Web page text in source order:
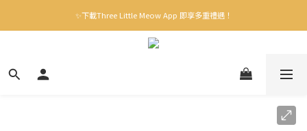
✨下載Three Little Meow App 即享多重禮遇！
✨下載Three Little Meow App 即享多重禮遇！
門市自取，一件免運💢